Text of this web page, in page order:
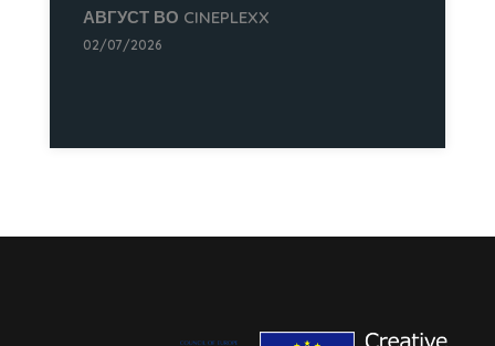
АВГУСТ ВО CINEPLEXX
02/07/2026